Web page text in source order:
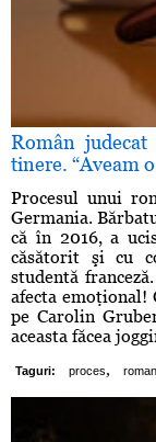
Român
tinere. “Aveam
Procesul unui
Germania.
că în 2016, a
căsătorit şi cu
studentă
afecta emoţional!
pe Carolin
aceasta făcea
Taguri: proces, roman